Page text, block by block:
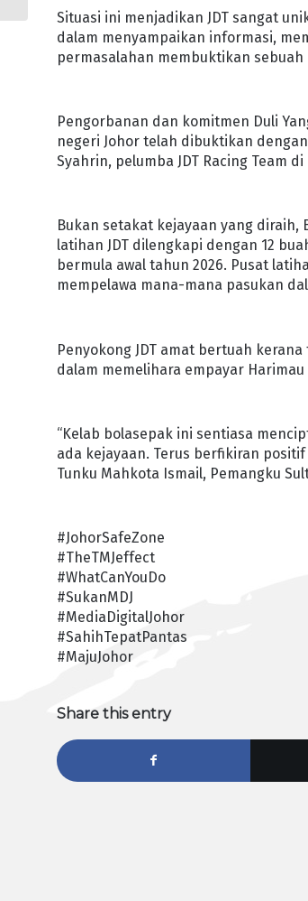
Situasi ini menjadikan JDT sangat
dalam menyampaikan informasi,
permasalahan membuktikan
Pengorbanan dan komitmen Duli
negeri Johor telah dibuktikan
Syahrin, pelumba JDT Racing Team
Bukan setakat kejayaan yang
latihan JDT dilengkapi dengan 12
bermula awal tahun 2026. Pusat
mempelawa mana-mana pasukan
Penyokong JDT amat bertuah
dalam memelihara empayar
“Kelab bolasepak ini sentiasa
ada kejayaan. Terus berfikiran
Tunku Mahkota Ismail, Pemangku
#JohorSafeZone
#TheTMJeffect
#WhatCanYouDo
#SukanMDJ
#MediaDigitalJohor
#SahihTepatPantas
#MajuJohor
Share this entry